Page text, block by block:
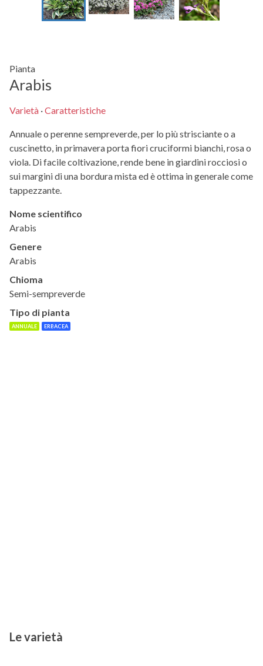
Pianta
Arabis
Varietà ·Caratteristiche
Annuale o perenne sempreverde, per lo più strisciante o a
cuscinetto, in primavera porta fiori cruciformi bianchi, rosa o
viola. Di facile coltivazione, rende bene in giardini rocciosi o
sui margini di una bordura mista ed è ottima in generale come
tappezzante.
Nome scientifico
Arabis
Genere
Arabis
Chioma
Semi-sempreverde
Tipo di pianta
ANNUALE ERBACEA
Le varietà